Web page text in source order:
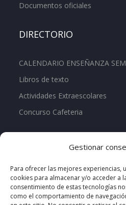
Gestionar
Para ofrecer las mejores experiencias,
cookies para almacenar y/o acceder a
consentimiento de estas tecnologías
como el comportamiento de
Documentos oficiales
DIRECTORIO
CALENDARIO ENSEÑANZA
Libros de texto
Actividades Extraescolares
Concurso Cafeteria